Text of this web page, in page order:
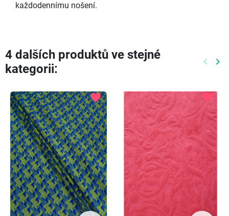
každodennímu nošení.
4 dalších produktů ve stejné
kategorii:
keyboard_arrow_left keyboard_arrow_right
favorite favorite